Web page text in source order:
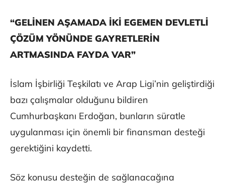
“GELİNEN AŞAMADA İKİ EGEMEN DEVLETLİ
ÇÖZÜM YÖNÜNDE GAYRETLERİN
ARTMASINDA FAYDA VAR”
İslam İşbirliği Teşkilatı ve Arap Ligi’nin geliştirdiği
bazı çalışmalar olduğunu bildiren
Cumhurbaşkanı Erdoğan, bunların süratle
uygulanması için önemli bir finansman desteği
gerektiğini kaydetti.
Söz konusu desteğin de sağlanacağına